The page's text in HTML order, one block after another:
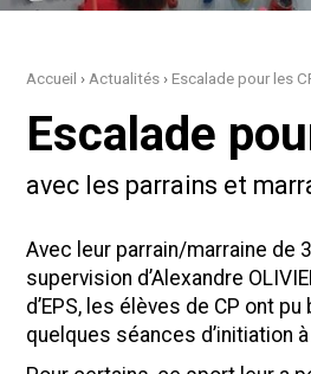
Accueil ›Actualités ›Escalade pour les
Escalade
avec les parrains et
Avec leur parrain/marraine de
supervision d’Alexandre
d’EPS, les élèves de CP ont
quelques séances d’initiation à